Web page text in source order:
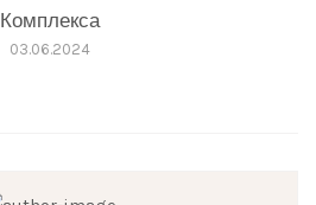
Комплекса
03.06.2024